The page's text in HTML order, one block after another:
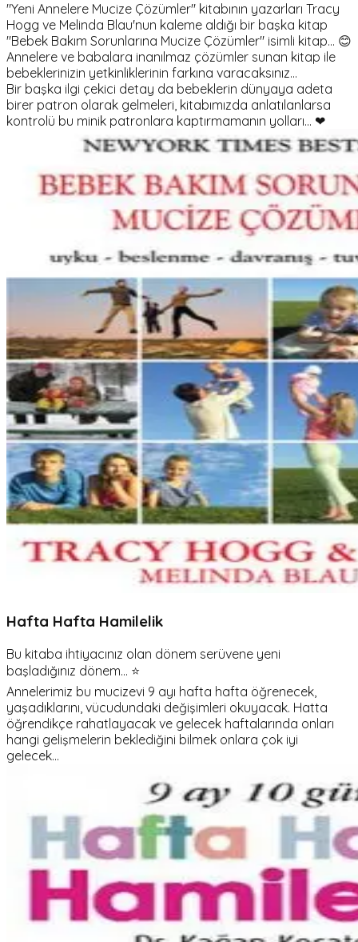
"Yeni Annelere Mucize Çözümler" kitabının yazarları Tracy
Hogg ve Melinda Blau'nun kaleme aldığı bir başka kitap
"Bebek Bakım Sorunlarına Mucize Çözümler" isimli kitap... 😊
Annelere ve babalara inanılmaz çözümler sunan kitap ile
bebeklerinizin yetkinliklerinin farkına varacaksınız...
Bir başka ilgi çekici detay da bebeklerin dünyaya adeta
birer patron olarak gelmeleri, kitabımızda anlatılanlarsa
kontrolü bu minik patronlara kaptırmamanın yolları... ❤
Hafta Hafta Hamilelik
Bu kitaba ihtiyacınız olan dönem serüvene yeni
başladığınız dönem... ⭐
Annelerimiz bu mucizevi 9 ayı hafta hafta öğrenecek,
yaşadıklarını, vücudundaki değişimleri okuyacak. Hatta
öğrendikçe rahatlayacak ve gelecek haftalarında onları
hangi gelişmelerin beklediğini bilmek onlara çok iyi
gelecek...